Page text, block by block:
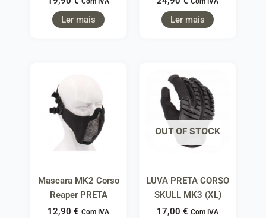
Ler mais Ler mais
Mascara MK2 Corso
Reaper PRETA
12,90 € Com IVA
OUT OF STOCK
LUVA PRETA CORSO
SKULL MK3 (XL)
17,00 € Com IVA